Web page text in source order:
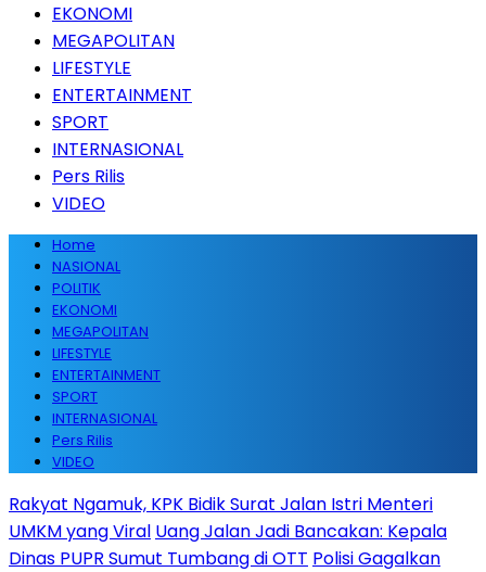
EKONOMI
MEGAPOLITAN
LIFESTYLE
ENTERTAINMENT
SPORT
INTERNASIONAL
Pers Rilis
VIDEO
Home
NASIONAL
POLITIK
EKONOMI
MEGAPOLITAN
LIFESTYLE
ENTERTAINMENT
SPORT
INTERNASIONAL
Pers Rilis
VIDEO
Rakyat Ngamuk, KPK Bidik Surat Jalan Istri Menteri
UMKM yang Viral Uang Jalan Jadi Bancakan: Kepala
Dinas PUPR Sumut Tumbang di OTT Polisi Gagalkan